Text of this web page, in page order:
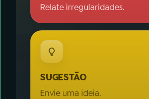
Relate irregularidades.
SUGESTÃO
Envie uma ideia.